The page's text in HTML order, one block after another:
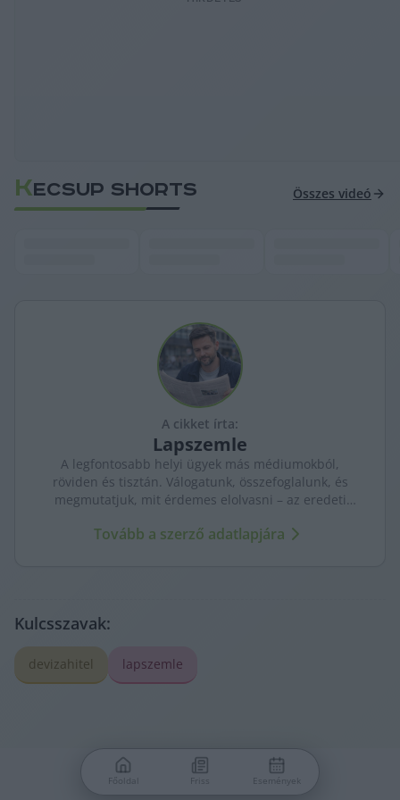
KECSUP SHORTS Összes videó
A cikket írta:
Lapszemle
A legfontosabb helyi ügyek más médiumokból,
röviden és tisztán. Válogatunk, összefoglalunk, és
megmutatjuk, mit érdemes elolvasni – az eredeti
Tovább a szerző adatlapjára
Kulcsszavak:
devizahitel lapszemle
Főoldal Friss Események